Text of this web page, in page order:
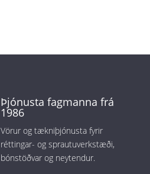
Þjónusta fagmanna frá
1986
Vörur og tækniþjónusta fyrir
réttingar- og sprautuverkstæði,
bónstöðvar og neytendur.